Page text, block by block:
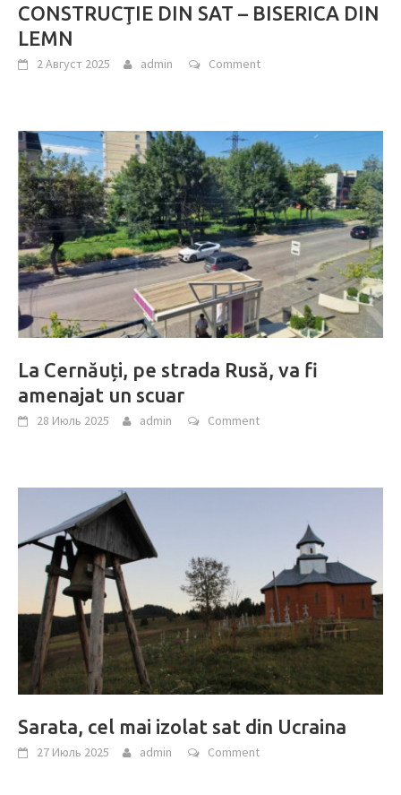
CONSTRUCŢIE DIN SAT – BISERICA DIN
LEMN
2 Август 2025 admin Comment
La Cernăuți, pe strada Rusă, va fi
amenajat un scuar
28 Июль 2025 admin Comment
Sarata, cel mai izolat sat din Ucraina
27 Июль 2025 admin Comment